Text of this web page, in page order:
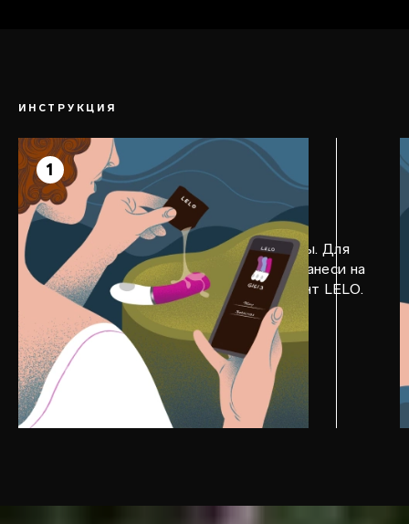
ИНСТРУКЦИЯ
1
ШАГ 1
Прелюдия
Скачай приложение LELO, чтобы
активировать эксклюзивные режимы. Для
более интенсивного удовольствия нанеси на
вагинальную часть игрушки лубрикант LELO.